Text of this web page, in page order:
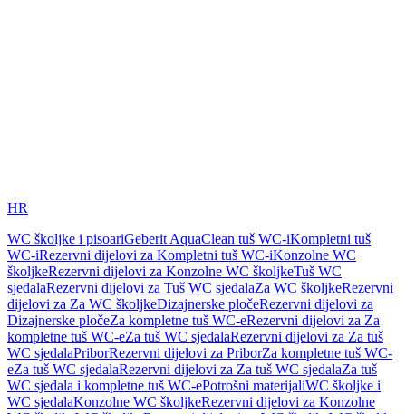
HR
WC školjke i pisoariGeberit AquaClean tuš WC-iKompletni tuš
WC-iRezervni dijelovi za Kompletni tuš WC-iKonzolne WC
školjkeRezervni dijelovi za Konzolne WC školjkeTuš WC
sjedalaRezervni dijelovi za Tuš WC sjedalaZa WC školjkeRezervni
dijelovi za Za WC školjkeDizajnerske pločeRezervni dijelovi za
Dizajnerske pločeZa kompletne tuš WC-eRezervni dijelovi za Za
kompletne tuš WC-eZa tuš WC sjedalaRezervni dijelovi za Za tuš
WC sjedalaPriborRezervni dijelovi za PriborZa kompletne tuš WC-
eZa tuš WC sjedalaRezervni dijelovi za Za tuš WC sjedalaZa tuš
WC sjedala i kompletne tuš WC-ePotrošni materijaliWC školjke i
WC sjedalaKonzolne WC školjkeRezervni dijelovi za Konzolne